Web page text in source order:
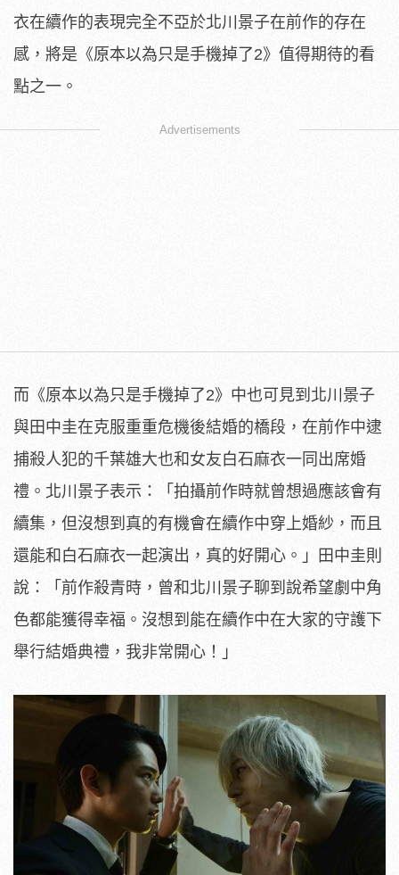
衣在續作的表現完全不亞於北川景子在前作的存在
感， 將是《原本以為只是手機掉了2》值得期待的看
點之一。
Advertisements
而《原本以為只是手機掉了2》 中也可見到北川景子
與田中圭在克服重重危機後結婚的橋段， 在前作中逮
捕殺人犯的千葉雄大也和女友白石麻衣一同出席婚
禮。 北川景子表示：「拍攝前作時就曾想過應該會有
續集， 但沒想到真的有機會在續作中穿上婚紗， 而且
還能和白石麻衣一起演出，真的好開心。」田中圭則
說：「 前作殺青時，曾和北川景子聊到說希望劇中角
色都能獲得幸福。 沒想到能在續作中在大家的守護下
舉行結婚典禮，我非常開心！」